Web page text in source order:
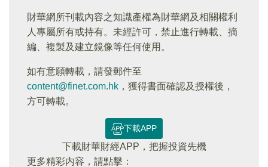
財華網所刊載內容之知識產權為財華網及相關權利
人專屬所有或持有。未經許可，禁止進行轉載、摘
編、複製及建立鏡像等任何使用。
如有意願轉載，請發郵件至
content@finet.com.hk ，獲得書面確認及授權後，
方可轉載。
下載APP
下載財華財經APP，把握投資先機
更多精彩内容，請點擊：